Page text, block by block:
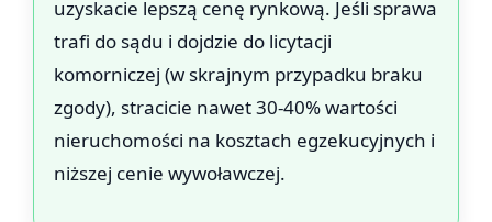
uzyskacie lepszą cenę rynkową. Jeśli sprawa
trafi do sądu i dojdzie do licytacji
komorniczej (w skrajnym przypadku braku
zgody), stracicie nawet 30-40% wartości
nieruchomości na kosztach egzekucyjnych i
niższej cenie wywoławczej.